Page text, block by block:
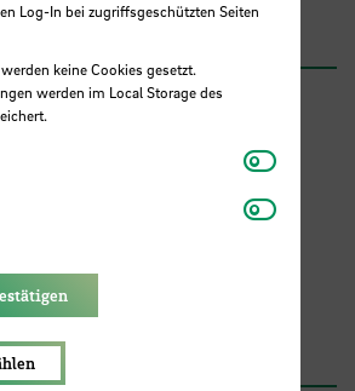
Kassenhalle
inklusiv gestalten -
Technikentwicklung
Log-In bei zugriffsgeschützten Seiten
keine Cookies gesetzt.
werden im Local Storage des
Matomo
Youtube